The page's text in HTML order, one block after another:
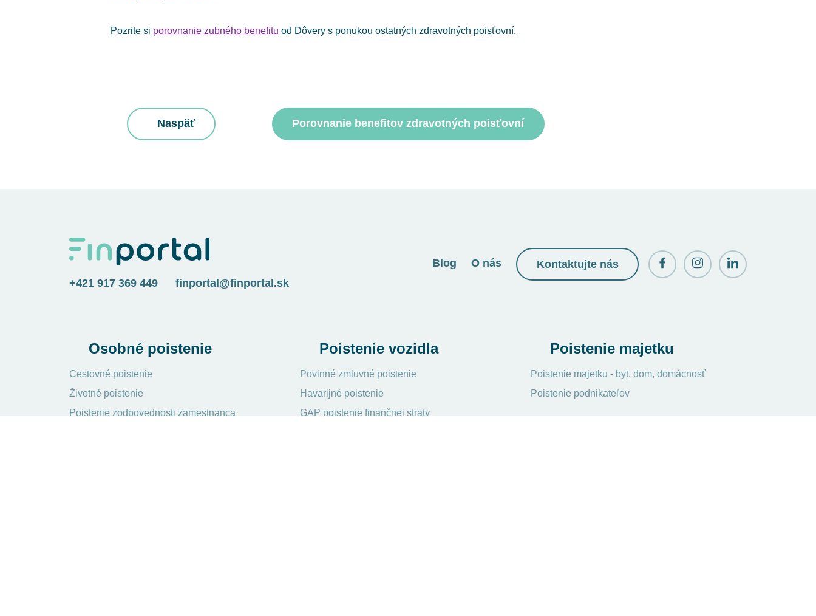
Pozrite si porovnanie zubného benefitu od Dôvery s ponukou ostatných zdravotných poisťovní.
Naspäť Porovnanie benefitov zdravotných poisťovní
+421 917 369 449 finportal@finportal.sk
Blog O nás Kontaktujte nás
Osobné poistenie
Cestovné poistenie
Životné poistenie
Poistenie zodpovednosti zamestnanca
Poistenie vozidla
Povinné zmluvné poistenie
Havarijné poistenie
GAP poistenie finančnej straty
Poistenie majetku
Poistenie majetku - byt, dom, domácnosť
Poistenie podnikateľov